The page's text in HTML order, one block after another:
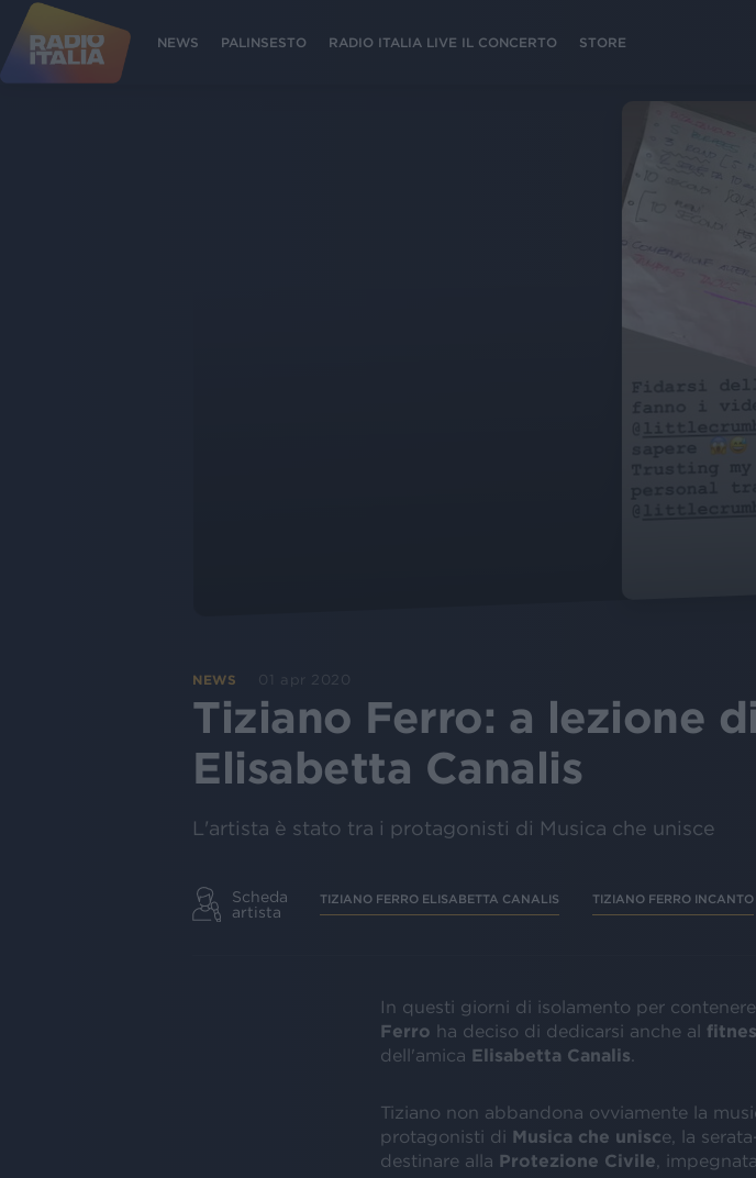
NEWS PALINSESTO RADIO ITALIA LIVE IL CONCERTO STORE
NEWS 01 apr 2020
Tiziano Ferro: a lezione
Elisabetta Canalis
L'artista è stato tra i protagonisti di Musica che unisce
Scheda
artista
TIZIANO FERRO ELISABETTA CANALIS TIZIANO FERRO INCANTO
In questi giorni di isolamento per
Ferro ha deciso di dedicarsi anche al
dell'amica Elisabetta Canalis
Tiziano non abbandona ovviamente la
protagonisti di Musica che unisce, la
destinare alla Protezione Civile ,